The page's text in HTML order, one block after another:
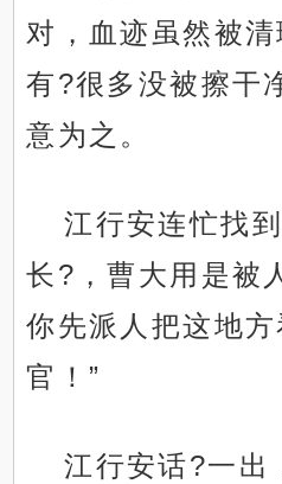
对，血迹虽然被
有?很多没被擦干
意为之。
江行安连忙找
长?，曹大用是被
你先派人把这地
官！”
江行安话?一出